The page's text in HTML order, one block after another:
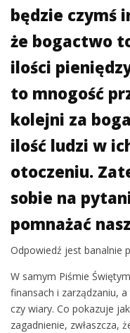
będzie czymś
że bogactwo
ilości
to mnogość
kolejni za
ilość ludzi w
otoczeniu.
sobie na
pomnażać
Odpowiedź jest banalnie
W samym Piśmie
finansach i zarządzaniu,
czy wiary. Co pokazuje
zagadnienie, zwłaszcza,